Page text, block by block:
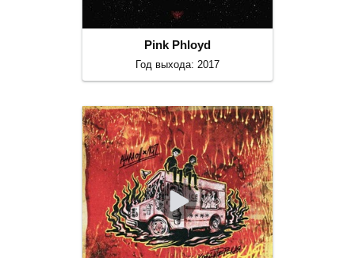
Pink Phloyd
Год выхода: 2017